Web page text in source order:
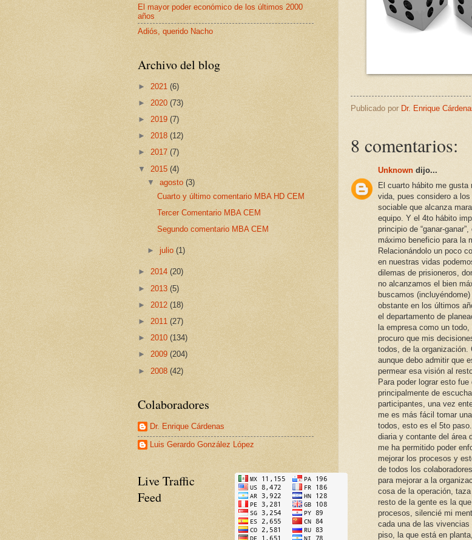
Publicado por Dr. Enrique
8 comentarios:
Unknown dijo...
El cuarto hábito me
vida, pues considero a
sociable que alcanza
equipo. Y el 4to hábito
principio de “ganar-
máximo beneficio para la
Relacionándolo un poco
en nuestras vidas
dilemas de prisioneros,
no alcanzamos el bien
buscamos
obstante en los últimos
el departamento de
la empresa como un
procuro que mis
todos, de la organización.
aunque debo admitir que
permear esa visión al
Para poder lograr esto
principalmente de
participantes, una vez
me es más fácil tomar
todos, esto es el 5to
diaria y contante del área
me ha permitido poder
mejorar los procesos y
de todos los
para mejorar a la
cosa de la operación,
resto de la gente es la
procesos, silencié mi
cada una de las
piso, la que está en
El mayor poder económico de los últimos 2000
años
Adiós, querido Nacho
Archivo del blog
► 2021 (6)
► 2020 (73)
► 2019 (7)
► 2018 (12)
► 2017 (7)
▼ 2015 (4)
▼agosto(3)
Cuarto y último comentario MBA HD CEM
Tercer Comentario MBA CEM
Segundo comentario MBA CEM
►julio(1)
► 2014 (20)
► 2013 (5)
► 2012 (18)
► 2011 (27)
► 2010 (134)
► 2009 (204)
► 2008 (42)
Colaboradores
Dr. Enrique Cárdenas
Luis Gerardo González López
Live Traffic
Feed